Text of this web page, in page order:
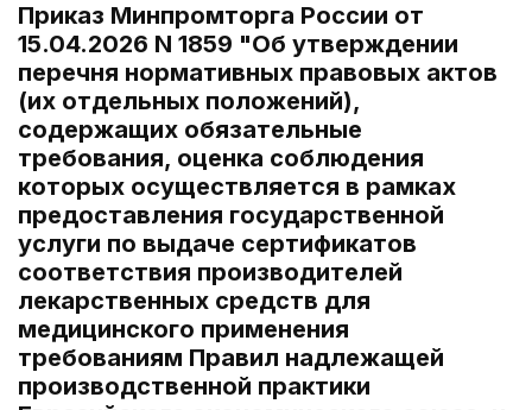
Приказ Минпромторга России от
15.04.2026 N 1859 "Об утверждении
перечня нормативных правовых актов
(их отдельных положений),
содержащих обязательные
требования, оценка соблюдения
которых осуществляется в рамках
предоставления государственной
услуги по выдаче сертификатов
соответствия производителей
лекарственных средств для
медицинского применения
требованиям Правил надлежащей
производственной практики